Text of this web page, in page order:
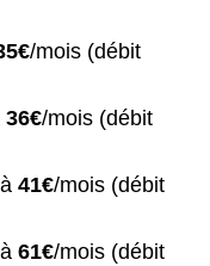
/mois (débit
36€/mois (débit
41€/mois (débit
61€/mois (débit